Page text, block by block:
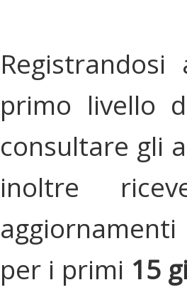
primo livello
consultare gli
inoltre
per i primi 15